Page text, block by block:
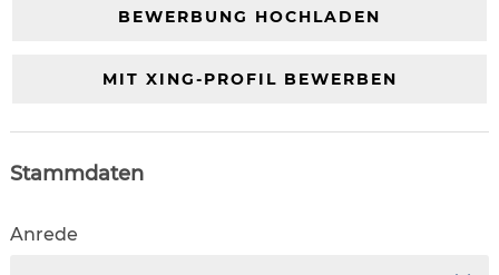
BEWERBUNG HOCHLADEN
MIT XING-PROFIL BEWERBEN
Stammdaten
Anrede